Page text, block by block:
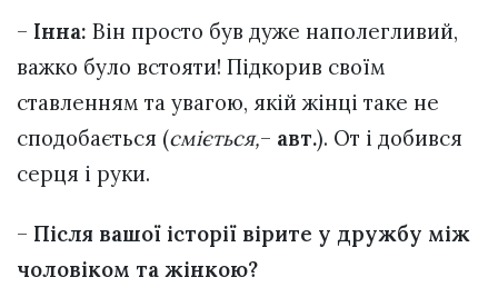
– Інна: Він просто був дуже наполегливий,
важко було встояти! Підкорив своїм
ставленням та увагою, якій жінці таке не
сподобається (сміється,– авт.). От і добився
серця і руки.
– Після вашої історії вірите у дружбу між
чоловіком та жінкою?